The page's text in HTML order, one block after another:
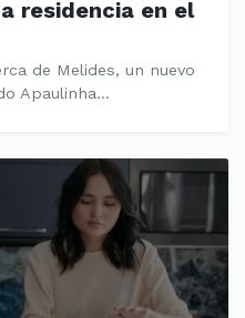
residencia en el
de Melides, un nuevo
Apaulinha...